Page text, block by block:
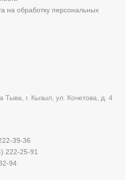
на обработку персональных
Тыва, г. Кызыл, ул. Кочетова, д. 4
39-36
222-25-91
94